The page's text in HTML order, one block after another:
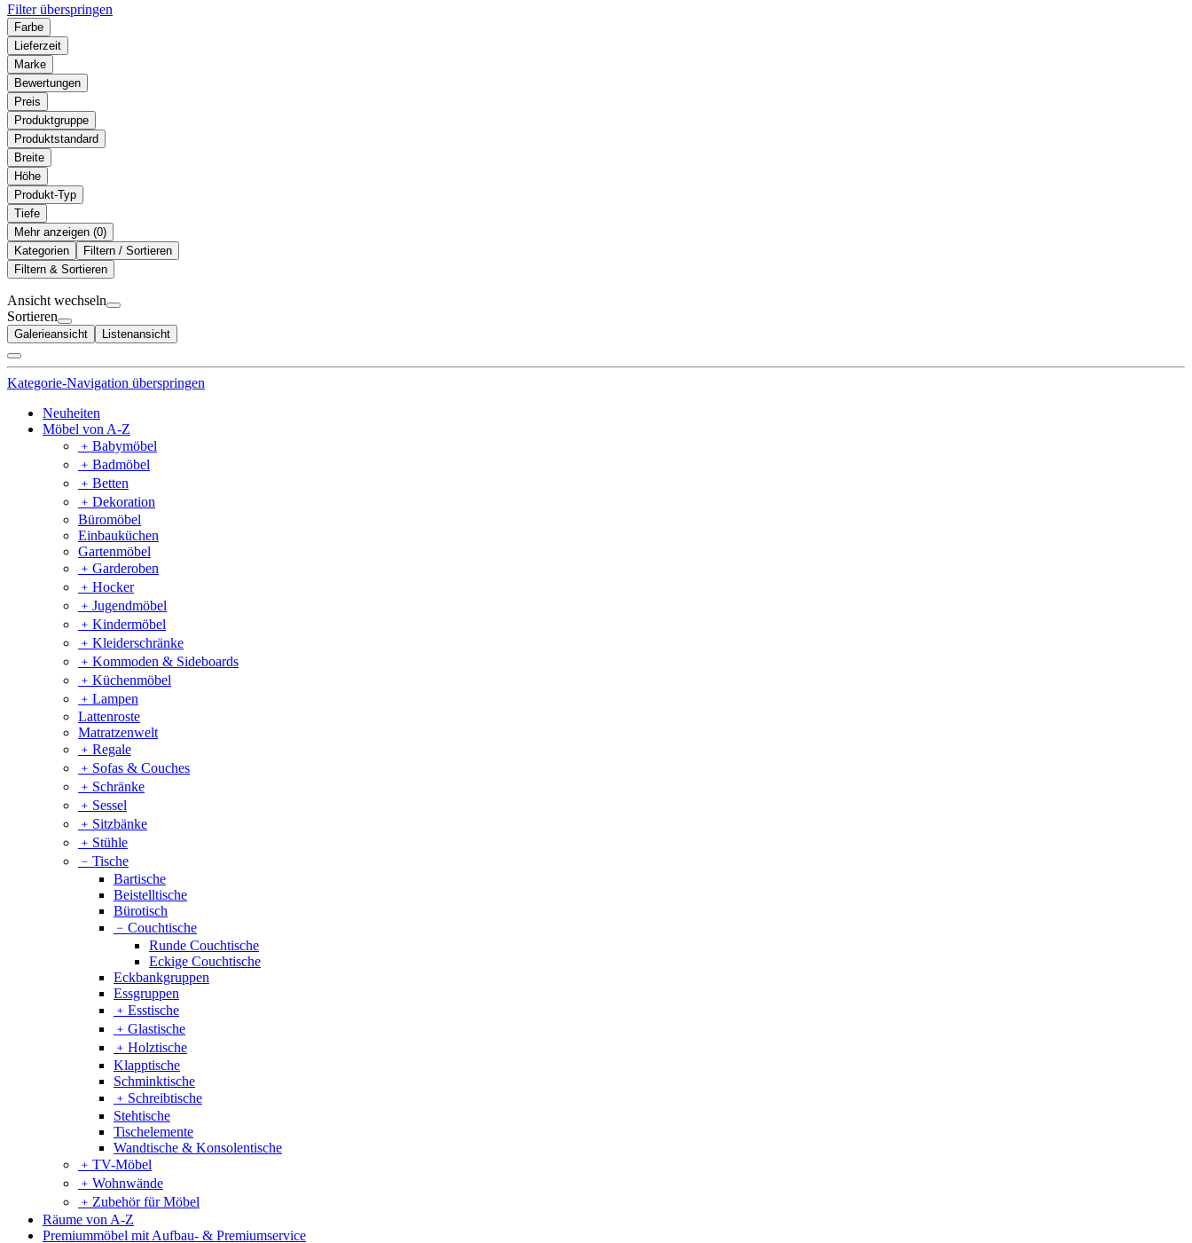
Filter überspringen
Farbe
Lieferzeit
Marke
Bewertungen
Preis
Produktgruppe
Produktstandard
Breite
Höhe
Produkt-Typ
Tiefe
Mehr anzeigen ( )
Kategorien
Filtern / Sortieren
Filtern & Sortieren
Ansicht wechseln
Sortieren
Galerieansicht Listenansicht
Kategorie-Navigation überspringen
Neuheiten
Möbel von A-Z
﹢ Babymöbel
﹢ Badmöbel
﹢ Betten
﹢ Dekoration
Büromöbel
Einbauküchen
Gartenmöbel
﹢ Garderoben
﹢ Hocker
﹢ Jugendmöbel
﹢ Kindermöbel
﹢ Kleiderschränke
﹢ Kommoden & Sideboards
﹢ Küchenmöbel
﹢ Lampen
Lattenroste
Matratzenwelt
﹢ Regale
﹢ Sofas & Couches
﹢ Schränke
﹢ Sessel
﹢ Sitzbänke
﹢ Stühle
﹣ Tische
Bartische
Beistelltische
Bürotisch
﹣ Couchtische
Runde Couchtische
Eckige Couchtische
Eckbankgruppen
Essgruppen
﹢ Esstische
﹢ Glastische
﹢ Holztische
Klapptische
Schminktische
﹢ Schreibtische
Stehtische
Tischelemente
Wandtische & Konsolentische
﹢ TV-Möbel
﹢ Wohnwände
﹢ Zubehör für Möbel
Räume von A-Z
Premiummöbel mit Aufbau- & Premiumservice